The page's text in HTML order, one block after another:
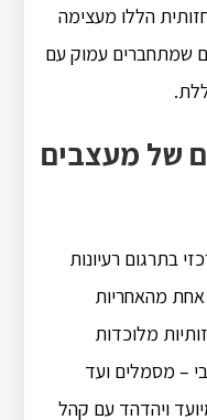
הללו מעצימה
שמתחברים עמוק עם
של מעצבים
בתרגום רעיונות
אחת מהאחריות
מלוכדות
– מסמלים ועד
ויהדהד עם קהל